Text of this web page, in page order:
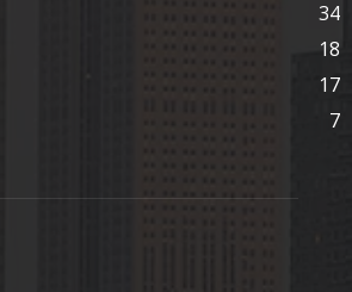
34
18
17
7